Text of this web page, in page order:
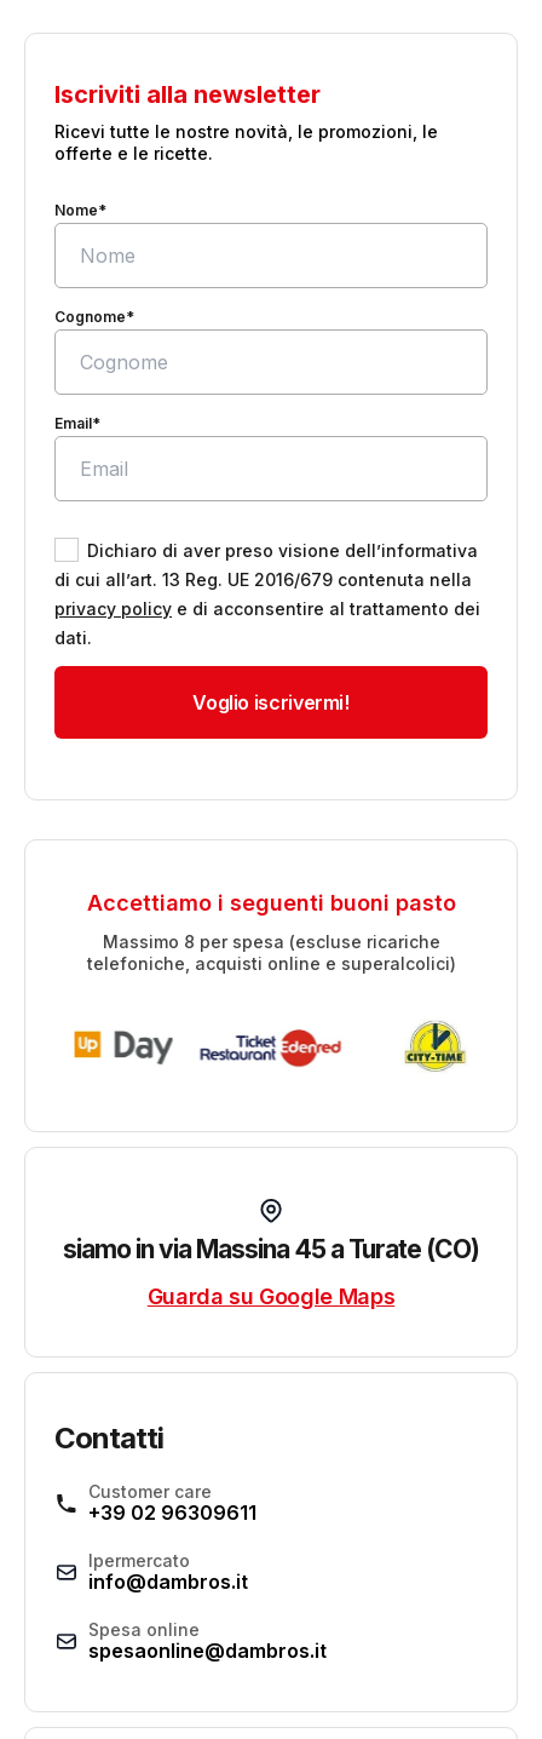
Iscriviti alla newsletter
Ricevi tutte le nostre novità, le promozioni, le
offerte e le ricette.
Nome*
Cognome*
Email*
Dichiaro di aver preso visione dell’informativa
di cui all’art. 13 Reg. UE 2016/679 contenuta nella
privacy policy e di acconsentire al trattamento dei
dati.
Accettiamo i seguenti buoni pasto
Massimo 8 per spesa (escluse ricariche
telefoniche, acquisti online e superalcolici)
siamo in via Massina 45 a Turate (CO)
Guarda su Google Maps
Contatti
Customer care
+39 02 96309611
Ipermercato
info@dambros.it
Spesa online
spesaonline@dambros.it